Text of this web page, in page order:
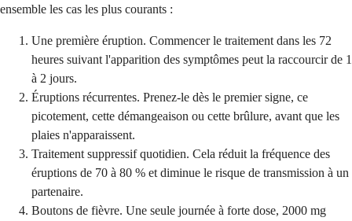
ensemble les cas les plus courants :
Une première éruption. Commencer le traitement dans les 72
heures suivant l'apparition des symptômes peut la raccourcir de 1
à 2 jours.
Éruptions récurrentes. Prenez-le dès le premier signe, ce
picotement, cette démangeaison ou cette brûlure, avant que les
plaies n'apparaissent.
Traitement suppressif quotidien. Cela réduit la fréquence des
éruptions de 70 à 80 % et diminue le risque de transmission à un
partenaire.
Boutons de fièvre. Une seule journée à forte dose, 2000 mg